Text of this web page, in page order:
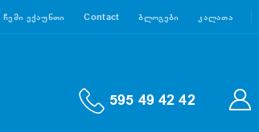
Ჩემი Ექაუნთი Contact Ბლოგები Კალათა
595 49 42 42